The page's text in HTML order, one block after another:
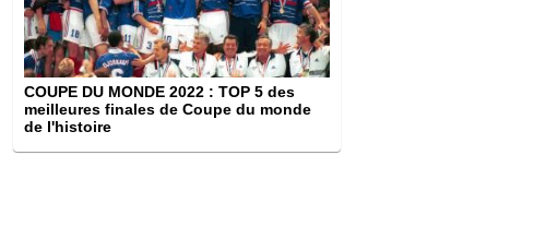
COUPE DU MONDE 2022 : TOP 5 des
meilleures finales de Coupe du monde
de l'histoire